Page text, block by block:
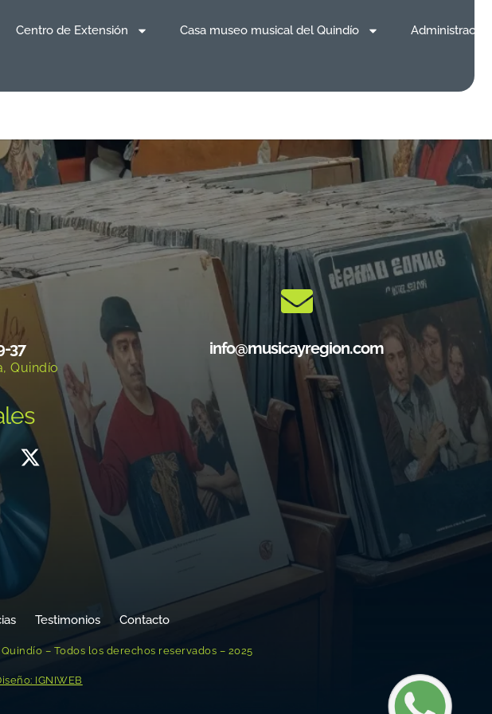
Centro de Extensión Casa museo musical del Quindío
37
Quindío
info@musicayregion.com
Testimonios Contacto
– Todos los derechos reservados – 2025
IGNIWEB